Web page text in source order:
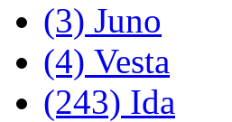
(3) Juno
(4) Vesta
(243) Ida